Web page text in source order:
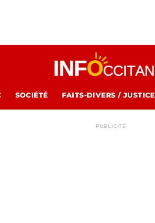
SOCIÉTÉ FAITS-DIVERS / JUSTICE
PUBLICITÉ